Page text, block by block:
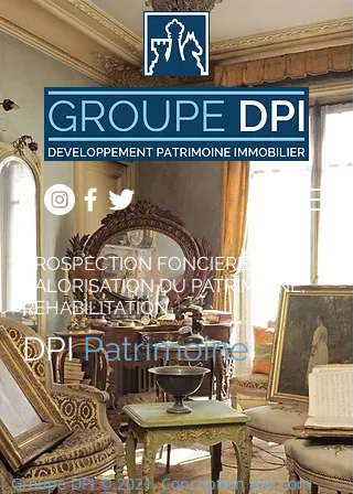
PROSPECTION FONCIERE,
VALORISATION DU PATRIMOINE,
REHABILITATION
DPIPatrimoine
Groupe DPI © 2021. ConceptionWix.com